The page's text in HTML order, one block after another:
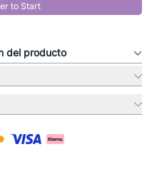
to Start
del producto